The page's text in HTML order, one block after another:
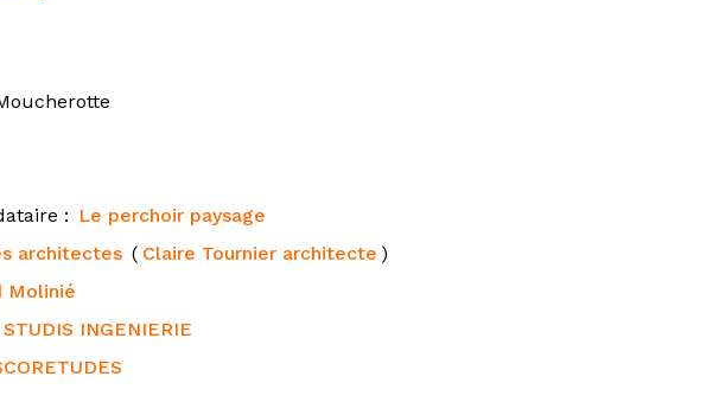
: Le perchoir paysage
architectes ( Claire Tournier architecte )
Molinié
STUDIS INGENIERIE